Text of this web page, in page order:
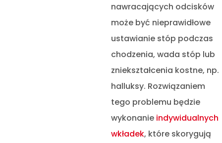
nawracających odcisków
może być nieprawidłowe
ustawianie stóp podczas
chodzenia, wada stóp lub
zniekształcenia kostne, np.
halluksy. Rozwiązaniem
tego problemu będzie
wykonanie indywidualnych
wkładek, które skorygują